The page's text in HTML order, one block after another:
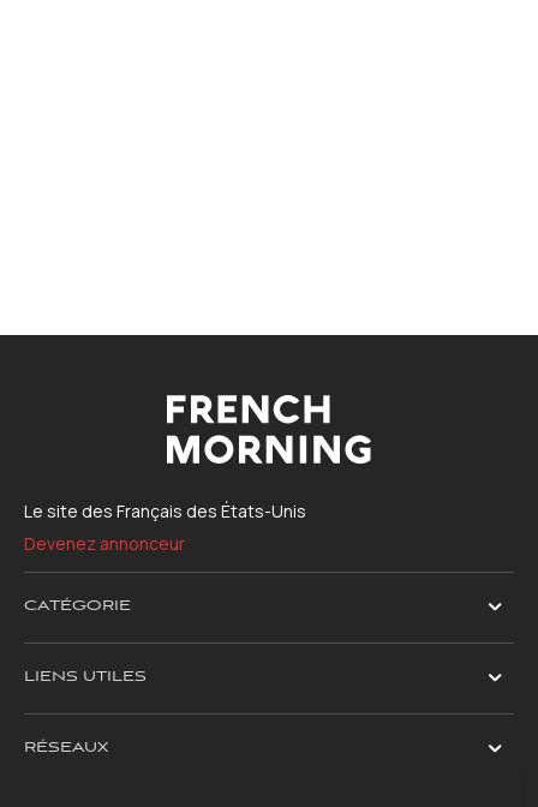
Le site des Français des États-Unis
Devenez annonceur
CATÉGORIE
LIENS UTILES
RÉSEAUX